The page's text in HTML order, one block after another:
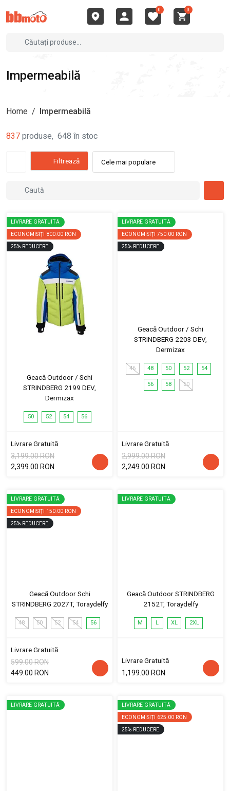
0 0
Impermeabilă
Home / Impermeabilă
837 produse, 648 în stoc
Filtrează Cele mai populare
LIVRARE GRATUITĂ
ECONOMISIȚI 800.00 RON
25% REDUCERE
Geacă Outdoor / Schi
STRINDBERG 2199 DEV,
Dermizax
50 52 54 56
Livrare Gratuită
3,199.00 RON
2,399.00 RON
LIVRARE GRATUITĂ
ECONOMISIȚI 750.00 RON
25% REDUCERE
Geacă Outdoor / Schi
STRINDBERG 2203 DEV,
Dermizax
46 48 50 52 54
56 58 60
Livrare Gratuită
2,999.00 RON
2,249.00 RON
LIVRARE GRATUITĂ
ECONOMISIȚI 150.00 RON
25% REDUCERE
Geacă Outdoor Schi
STRINDBERG 2027T, Toraydelfy
48 50 52 54 56
Livrare Gratuită
599.00 RON
449.00 RON
LIVRARE GRATUITĂ
Geacă Outdoor STRINDBERG
2152T, Toraydelfy
M L XL 2XL
Livrare Gratuită
1,199.00 RON
LIVRARE GRATUITĂ
LIVRARE GRATUITĂ
ECONOMISIȚI 625.00 RON
25% REDUCERE